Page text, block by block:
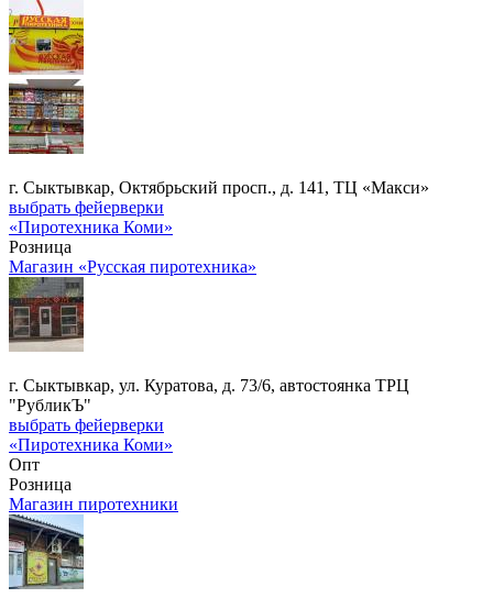
г. Сыктывкар, Октябрьский просп., д. 141, ТЦ «Макси»
выбрать фейерверки
«Пиротехника Коми»
Розница
Магазин «Русская пиротехника»
г. Сыктывкар, ул. Куратова, д. 73/6, автостоянка ТРЦ
"РубликЪ"
выбрать фейерверки
«Пиротехника Коми»
Опт
Розница
Магазин пиротехники